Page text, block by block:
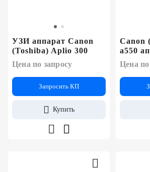
УЗИ аппарат Canon
(Toshiba) Aplio 300
Цена по запросу
Запросить КП
Купить
Canon
a550
Цена по